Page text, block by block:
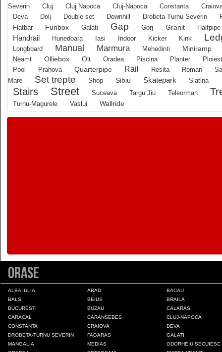
Calarasi
Calimanesti
Caransebes
Cluj-Napoca
Draganesti-Olt
Drobeta-Turnu Severin
Galati
Severin
Cluj Cluj Napoca Cluj-Napoca Constanta
Deva
Dolj Double-set Downhill Drobeta-Turnu Severin
Flatbar
Funbox Galati Gap Gorj Granit Halfpipe
Handrail Hunedoara Iasi Indoor Kicker Kink
Longboard Manual Marmura Mehedinti
Miniramp
Neamt
Olliebox Olt Oradea Piscina Planter
Pool
Prahova Quarterpipe Rail Resita Roman
Mare
Set trepte Shop Sibiu Skatepark Slatina
Stairs Street Suceava Targu Jiu Teleorman
Turnu-Magurele Vaslui Wallride
Orase
ALBA IULIA ARAD
BACAU
BALS
BEIUS
BRAILA
BUCURESTI
BUZAU
CALARASI
CARACAL
CARANSEBES
CLUJ-NAPOCA
CONSTANTA
CRAIOVA
DEVA
DROBETA-TURNU SEVERIN
FAGARAS
GALATI
MANGALIA
MEDIAS
ODORHEIU SECUIESC